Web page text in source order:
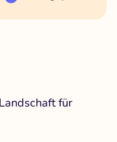
für